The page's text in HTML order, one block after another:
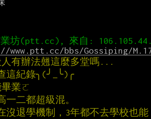
www.ptt.cc/bbs/Gossiping/
有辦法翹這麼多堂嗎...
這紀錄╮(╯_╰)╭
業ㄛ
二都超級混。
沒退學機制，3年都不去學校也能